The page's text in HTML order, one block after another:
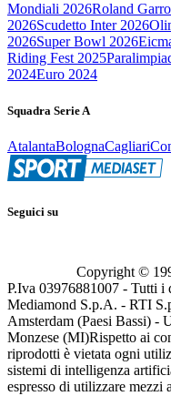
Mondiali 2026Roland
2026Scudetto Inter 2026
2026Super Bowl 2026
Riding Fest 2025
2024Euro 2024
Squadra Serie A
AtalantaBolognaCagliari
Seguici su
Copyright ©
P.Iva 03976881007 - Tutti
Mediamond S.p.A. - RTI
Amsterdam (Paesi Bassi) -
Monzese (MI)Rispetto ai
riprodotti è vietata ogni
sistemi di intelligenza
espresso di utilizzare mezzi